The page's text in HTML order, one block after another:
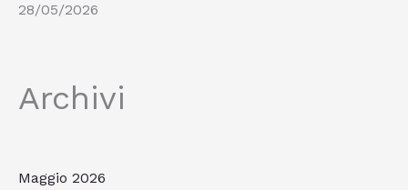
28/05/2026
Archivi
Maggio 2026